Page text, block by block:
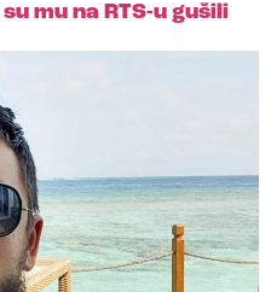
mu na RTS-u gušili